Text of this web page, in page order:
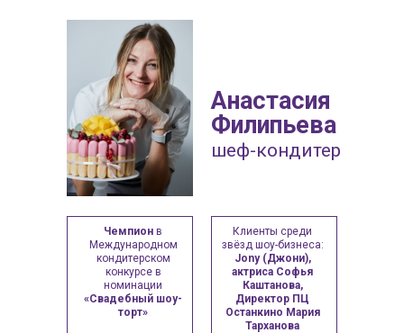
шеф-кондитер
Анастасия
Филипьева
Клиенты среди
звёзд шоу-бизнеса:
Jony (Джони),
актриса Софья
Каштанова,
Директор ПЦ
Останкино Мария
Тарханова
Чемпион в
Международном
кондитерском
конкурсе в
номинации
«Свадебный шоу-
торт»